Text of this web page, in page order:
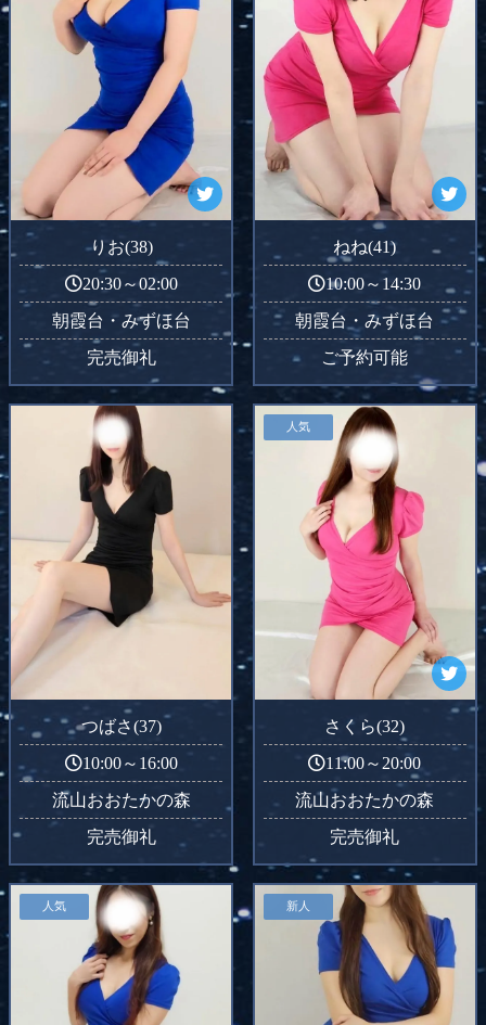
りお(38)
20:30～02:00
朝霞台・みずほ台
完売御礼
ねね(41)
10:00～14:30
朝霞台・みずほ台
ご予約可能
つばさ(37)
10:00～16:00
流山おおたかの森
完売御礼
人気
さくら(32)
11:00～20:00
流山おおたかの森
完売御礼
人気 新人